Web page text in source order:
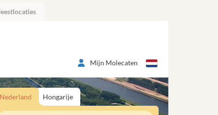
Mijn Molecaten
Nederland Hongarije